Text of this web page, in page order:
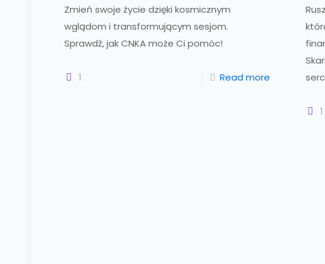
Zmień swoje życie dzięki kosmicznym
wglądom i transformującym sesjom.
Sprawdź, jak CNKA może Ci pomóc!
1 Read more
1